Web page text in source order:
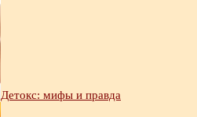
Детокс: мифы и правда